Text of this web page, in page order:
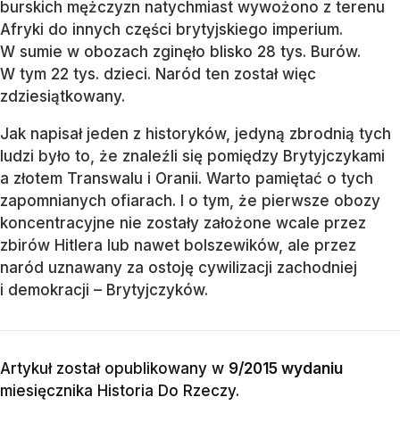
burskich mężczyzn natychmiast wywożono z terenu
Afryki do innych części brytyjskiego imperium.
W sumie w obozach zginęło blisko 28 tys. Burów.
W tym 22 tys. dzieci. Naród ten został więc
zdziesiątkowany.
Jak napisał jeden z historyków, jedyną zbrodnią tych
ludzi było to, że znaleźli się pomiędzy Brytyjczykami
a złotem Transwalu i Oranii. Warto pamiętać o tych
zapomnianych ofiarach. I o tym, że pierwsze obozy
koncentracyjne nie zostały założone wcale przez
zbirów Hitlera lub nawet bolszewików, ale przez
naród uznawany za ostoję cywilizacji zachodniej
i demokracji – Brytyjczyków.
Artykuł został opublikowany w 9/2015 wydaniu
miesięcznika Historia Do Rzeczy.